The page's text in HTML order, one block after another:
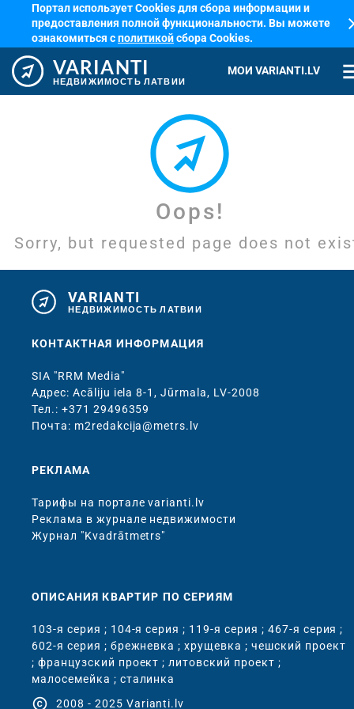
Портал использует Cookies для сбора информации и
предоставления полной функциональности. Вы можете
ознакомиться сполитикойсбора Cookies.
VARIANTI
НЕДВИЖИМОСТЬ ЛАТВИИ
МОИ VARIANTI.LV
Oops!
Sorry, but requested page does not
VARIANTI
НЕДВИЖИМОСТЬ ЛАТВИИ
КОНТАКТНАЯ ИНФОРМАЦИЯ
SIA "RRM Media"
Адрес: Acāliju iela 8-1, Jūrmala, LV-2008
Тел.: +371 29496359
Почта: m2redakcija@metrs.lv
РЕКЛАМА
Тарифы на портале varianti.lv
Реклама в журнале недвижимости
Журнал "Kvadrātmetrs"
ОПИСАНИЯ КВАРТИР ПО СЕРИЯМ
103-я серия ; 104-я серия ; 119-я серия ; 467-я серия ;
602-я серия ; брежневка ;хрущевка ; чешский проект
; французский проект ;литовский проект ;
малосемейка ; сталинка
copyright 2008 - 2025 Varianti.lv